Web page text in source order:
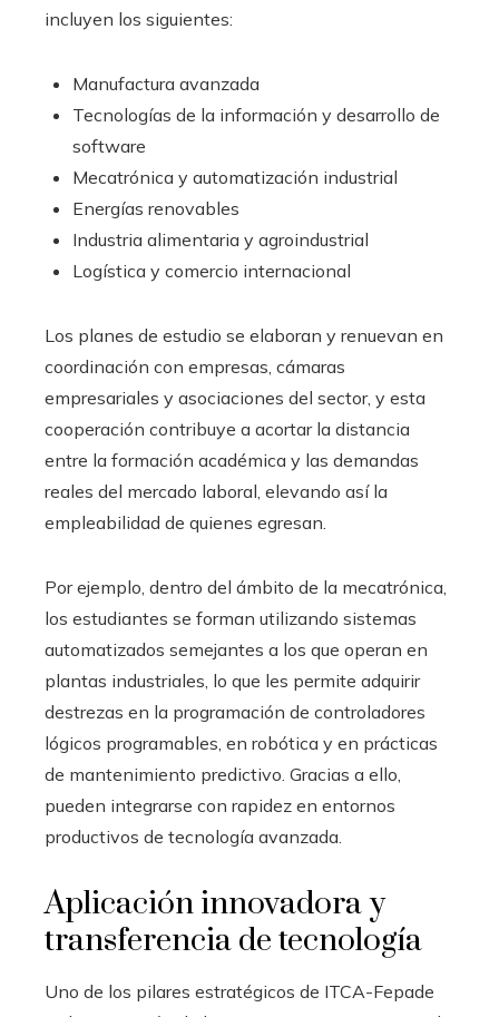
incluyen los siguientes:
Manufactura avanzada
Tecnologías de la información y desarrollo de
software
Mecatrónica y automatización industrial
Energías renovables
Industria alimentaria y agroindustrial
Logística y comercio internacional
Los planes de estudio se elaboran y renuevan en
coordinación con empresas, cámaras
empresariales y asociaciones del sector, y esta
cooperación contribuye a acortar la distancia
entre la formación académica y las demandas
reales del mercado laboral, elevando así la
empleabilidad de quienes egresan.
Por ejemplo, dentro del ámbito de la mecatrónica,
los estudiantes se forman utilizando sistemas
automatizados semejantes a los que operan en
plantas industriales, lo que les permite adquirir
destrezas en la programación de controladores
lógicos programables, en robótica y en prácticas
de mantenimiento predictivo. Gracias a ello,
pueden integrarse con rapidez en entornos
productivos de tecnología avanzada.
Aplicación innovadora y
transferencia de tecnología
Uno de los pilares estratégicos de ITCA-Fepade